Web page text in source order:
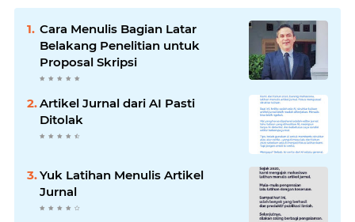
Cara Menulis Bagian Latar
Belakang Penelitian untuk
Proposal Skripsi
Artikel Jurnal dari AI Pasti
Ditolak
Yuk Latihan Menulis Artikel
Jurnal